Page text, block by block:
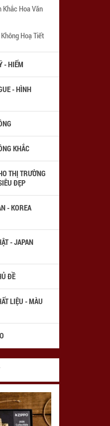
Khắc Hoa Văn
Hoạ Tiết
- HIẾM
- HÌNH
KHẮC
THỊ TRƯỜNG
ĐẸP
- KOREA
- JAPAN
ĐỀ
LIỆU - MÀU